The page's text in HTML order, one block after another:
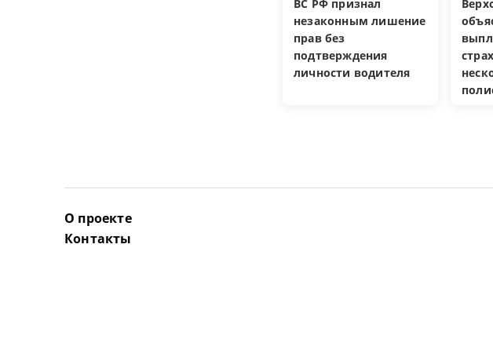
ВС РФ признал
незаконным лишение
прав без
подтверждения
личности водителя
О проекте
Контакты